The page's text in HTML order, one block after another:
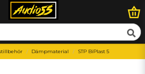
Dämpmaterial STP BiPlast 5